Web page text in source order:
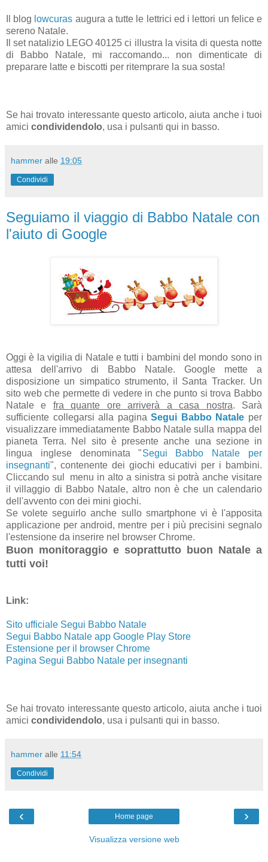
Il blog lowcuras augura a tutte le lettrici ed i lettori un felice e
sereno Natale.
Il set natalizio LEGO 40125 ci illustra la visita di questa notte
di Babbo Natale, mi raccomando... non dimenticate di
preparare latte e biscotti per ritemprare la sua sosta!
Se hai trovato interessante questo articolo, aiuta anche i tuoi
amici condividendolo, usa i pulsanti qui in basso.
hammer alle 19:05
Condividi
Seguiamo il viaggio di Babbo Natale con
l'aiuto di Google
Oggi è la vigilia di Natale e tutti i bambini del mondo sono in
attesa dell'arrivo di Babbo Natale. Google mette a
disposizione un simpatico strumento, il Santa Tracker. Un
sito web che permette di vedere in che punto si trova Babbo
Natale e fra quante ore arriverà a casa nostra. Sarà
sufficiente collegarsi alla paginaSegui Babbo Natale per
visualizzare immediatamente Babbo Natale sulla mappa del
pianeta Terra. Nel sito è presente anche una sezione in
lingua inglese denominata "Segui Babbo Natale per
insegnanti", contenente dei giochi educativi per i bambini.
Cliccando sul menu in alto a sinistra si potrà anche visitare
il villaggio di Babbo Natale, altro non è che un calendario
dell'avvento con dei mini giochi.
Se volete seguirlo anche sullo smartphone vi è l'apposita
applicazione per android, mentre per i più precisini segnalo
l'estensione da inserire nel browser Chrome.
Buon monitoraggio e soprattutto buon Natale a
tutti voi!
Link:
Sito ufficiale Segui Babbo Natale
Segui Babbo Natale app Google Play Store
Estensione per il browser Chrome
Pagina Segui Babbo Natale per insegnanti
Se hai trovato interessante questo articolo, aiuta anche i tuoi
amici condividendolo, usa i pulsanti qui in basso.
hammer alle 11:54
Condividi
‹ ›
Home page
Visualizza versione web